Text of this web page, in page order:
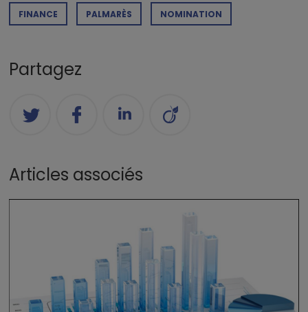
FINANCE PALMARÈS NOMINATION
Partagez
Articles associés